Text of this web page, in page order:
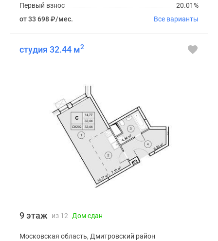
20.01%
Первый взнос
от 33 698₽/мес. Все варианты
студия 32.44 м2
9 этаж из 12 Дом сдан
Московская область, Дмитровский район